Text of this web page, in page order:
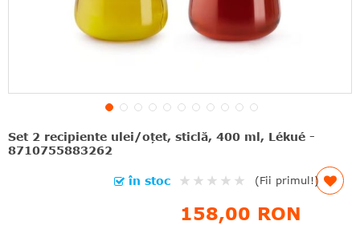
Set 2 recipiente ulei/oțet, sticlă, 400 ml, Lékué -
8710755883262
Rating:
(Fii primul!)
în stoc
158,00 RON